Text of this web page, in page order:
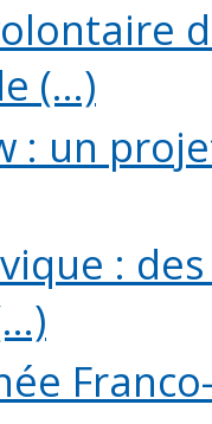
(...)
: un
: